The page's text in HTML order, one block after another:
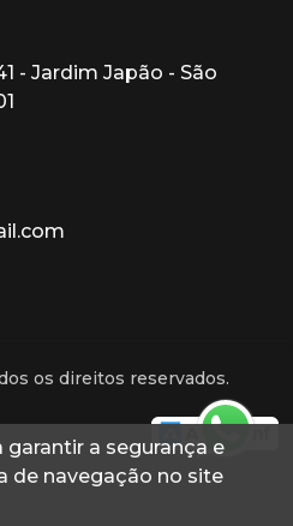
a segurança e
de navegação no site
- Jardim Japão - São
os direitos reservados.